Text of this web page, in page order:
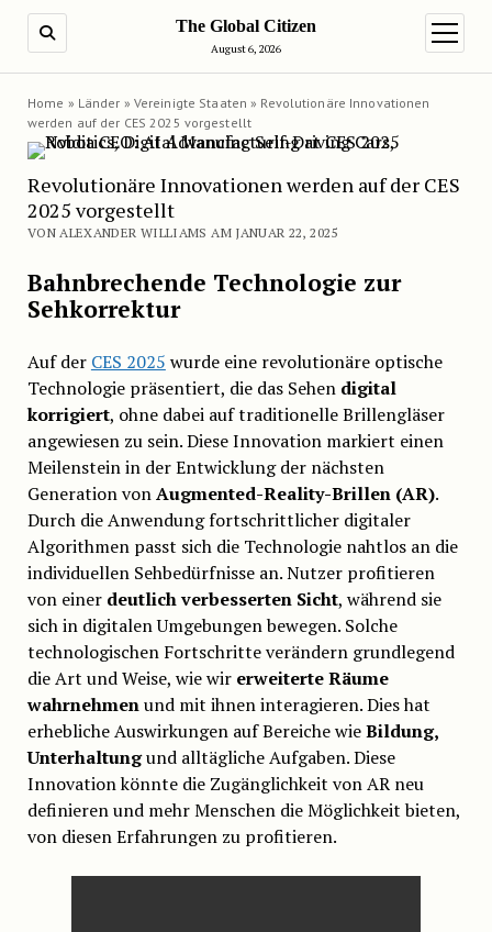
The Global Citizen
August 6, 2026
Menü
Home » Länder » Vereinigte Staaten » Revolutionäre Innovationen
werden auf der CES 2025 vorgestellt
Revolutionäre Innovationen werden auf der CES
2025 vorgestellt
VON ALEXANDER WILLIAMS AM JANUAR 22, 2025
Bahnbrechende Technologie zur
Sehkorrektur
Auf der CES 2025 wurde eine revolutionäre optische
Technologie präsentiert, die das Sehen digital
korrigiert, ohne dabei auf traditionelle Brillengläser
angewiesen zu sein. Diese Innovation markiert einen
Meilenstein in der Entwicklung der nächsten
Generation vonAugmented-Reality-Brillen (AR).
Durch die Anwendung fortschrittlicher digitaler
Algorithmen passt sich die Technologie nahtlos an die
individuellen Sehbedürfnisse an. Nutzer profitieren
von einer deutlich verbesserten Sicht, während sie
sich in digitalen Umgebungen bewegen. Solche
technologischen Fortschritte verändern grundlegend
die Art und Weise, wie wir erweiterte Räume
wahrnehmenund mit ihnen interagieren. Dies hat
erhebliche Auswirkungen auf Bereiche wieBildung,
Unterhaltungund alltägliche Aufgaben. Diese
Innovation könnte die Zugänglichkeit von AR neu
definieren und mehr Menschen die Möglichkeit bieten,
von diesen Erfahrungen zu profitieren.